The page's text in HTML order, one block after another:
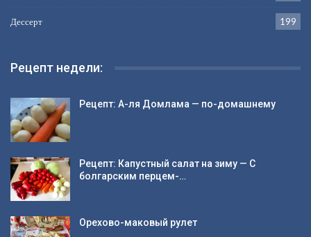
Дессерт 199
Рецепт недели:
Рецепт: А-ля Домлама — по-домашнему
Рецепт: Капустный салат на зиму — С
болгарским перцем-…
Орехово-маковый рулет